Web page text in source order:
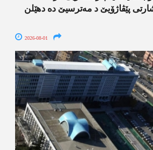
پێڤاژۆیێ د مەترسیێ دە دھێلن
2026-08-01